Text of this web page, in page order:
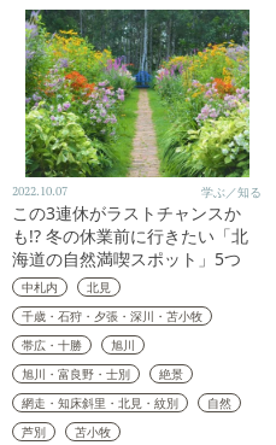
2022.10.07 学ぶ／知る
この3連休がラストチャンスか
も!? 冬の休業前に行きたい「北
海道の自然満喫スポット」5つ
中札内
北見
千歳・石狩・夕張・深川・苫小牧
帯広・十勝
旭川
旭川・富良野・士別
絶景
網走・知床斜里・北見・紋別
自然
芦別
苫小牧